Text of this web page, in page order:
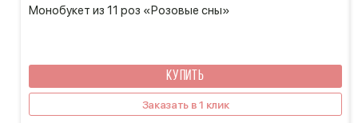
Монобукет из 11 роз «Розовые сны»
КУПИТЬ
Заказать в 1 клик